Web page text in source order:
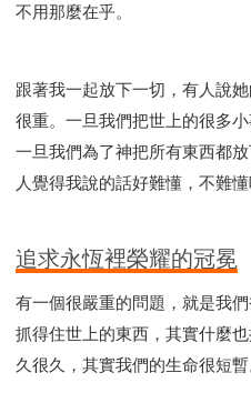
不用那麼在乎。
跟著我一起放下一切，有人說
很重。一旦我們把世上的很多
一旦我們為了神把所有東西都
人覺得我說的話好難懂，不難
追求永恆裡榮耀的冠冕
有一個很嚴重的問題，就是我
抓得住世上的東西，其實什麼
久很久，其實我們的生命很短暫